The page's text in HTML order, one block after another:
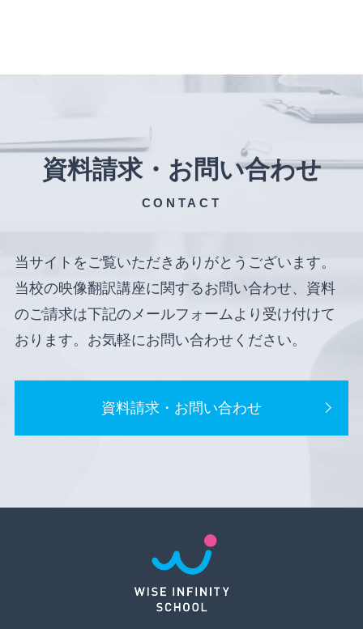
資料請求・お問い合わせ
CONTACT
当サイトをご覧いただきありがとうございます。
当校の映像翻訳講座に関するお問い合わせ、資料
のご請求は下記のメールフォームより受け付けて
おります。お気軽にお問い合わせください。
資料請求・お問い合わせ